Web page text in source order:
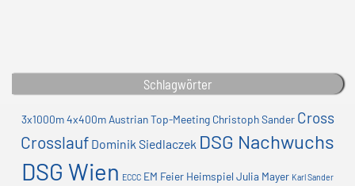
Schlagwörter
3x1000m 4x400m Austrian Top-Meeting Christoph Sander Cross
Crosslauf Dominik Siedlaczek DSG Nachwuchs
DSG Wien ECCC EM Feier Heimspiel Julia Mayer Karl Sander